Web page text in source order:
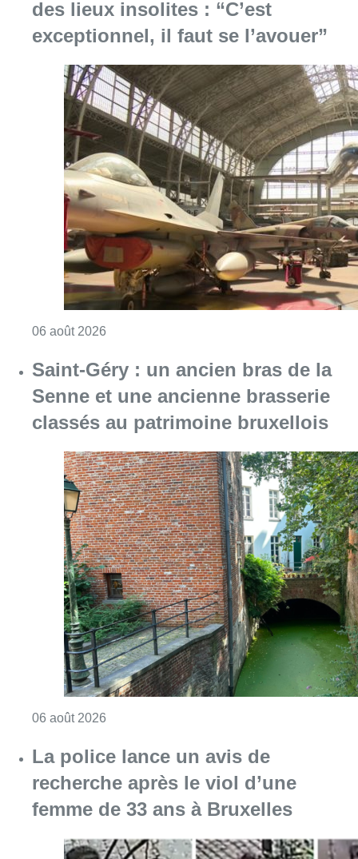
06 août 2026Consulter l'article "À Bruxelles, le blocus
Saint-Géry : un ancien bras de la
Senne et une ancienne brasserie
classés au patrimoine bruxellois
06 août 2026Consulter l'article "Saint-Géry : un ancien
La police lance un avis de
recherche après le viol d’une
femme de 33 ans à Bruxelles